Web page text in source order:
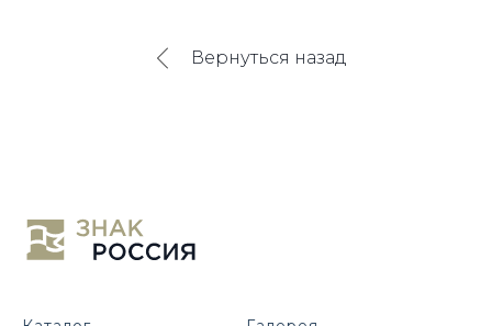
Вернуться назад